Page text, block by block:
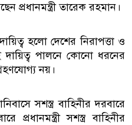
প্রধানমন্ত্রী তারেক রহমান।
হলো দেশের নিরাপত্তা ও
দায়িত্ব পালনে কোনো ধরনের
নয়।
সশস্ত্র বাহিনীর দরবারে
সশস্ত্র বাহিনীর